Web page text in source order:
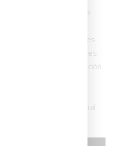
es esencial minimizar la
una ventilación
regular. Aplicar selladores
para superficies
previene la penetración
regularmente con
evita la
el aspecto original